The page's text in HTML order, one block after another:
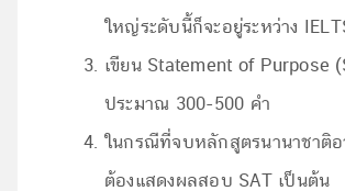
ใหญ่ระดับนี้ก็จะอยู่ระหว่าง
เขียน Statement of Purpose
ประมาณ 300-500 คำ
ในกรณีที่จบหลักสูตรนานาชาติอ
ต้องแสดงผลสอบ SAT เป็นต้น